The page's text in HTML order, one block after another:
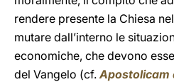
rendere presente la Chiesa
mutare dall’interno le
economiche, che devono
del Vangelo (cf.Apostolicam